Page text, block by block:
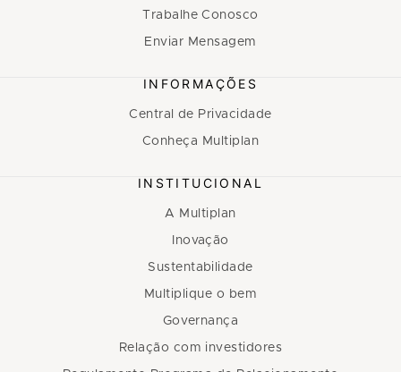
Trabalhe Conosco
Enviar Mensagem
INFORMAÇÕES
Central de Privacidade
Conheça Multiplan
INSTITUCIONAL
A Multiplan
Inovação
Sustentabilidade
Multiplique o bem
Governança
Relação com investidores